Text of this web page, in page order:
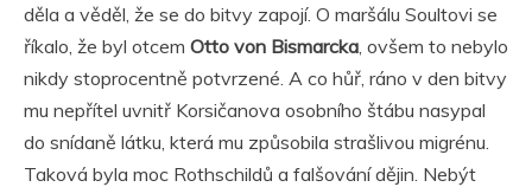
děla a věděl, že se do bitvy zapojí. O maršálu Soultovi se
říkalo, že byl otcem Otto von Bismarcka , ovšem to nebylo
nikdy stoprocentně potvrzené. A co hůř, ráno v den bitvy
mu nepřítel uvnitř Korsičanova osobního štábu nasypal
do snídaně látku, která mu způsobila strašlivou migrénu.
Taková byla moc Rothschildů a falšování dějin. Nebýt